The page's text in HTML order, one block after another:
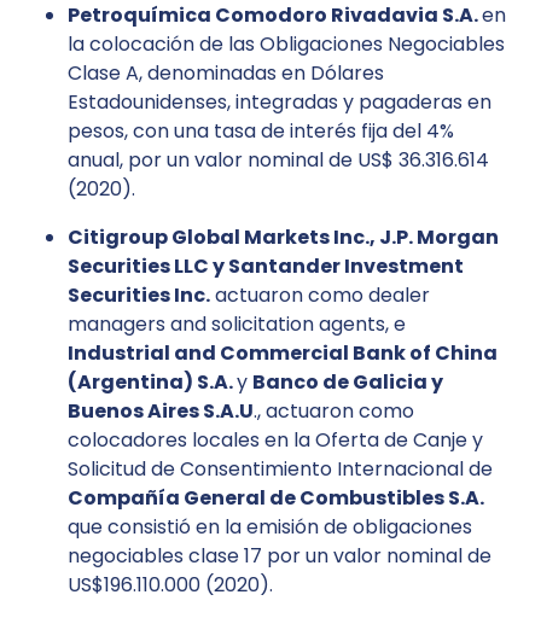
Petroquímica Comodoro Rivadavia S.A.en
la colocación de las Obligaciones Negociables
Clase A, denominadas en Dólares
Estadounidenses, integradas y pagaderas en
pesos, con una tasa de interés fija del 4%
anual, por un valor nominal de US$ 36.316.614
(2020).
Citigroup Global Markets Inc., J.P. Morgan
Securities LLC y Santander Investment
Securities Inc.actuaron como dealer
managers and solicitation agents, e
Industrial and Commercial Bank of China
(Argentina) S.A.y Banco de Galicia y
Buenos Aires S.A.U., actuaron como
colocadores locales en la Oferta de Canje y
Solicitud de Consentimiento Internacional de
Compañía General de Combustibles S.A.
que consistió en la emisión de obligaciones
negociables clase 17 por un valor nominal de
US$196.110.000 (2020).